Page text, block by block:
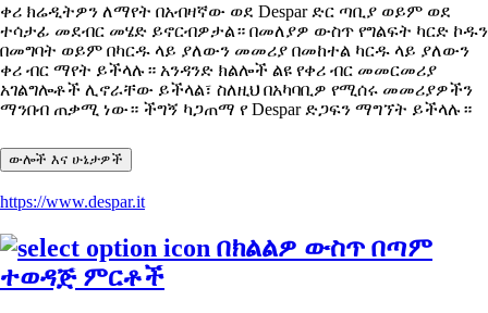
ቀሪ ክሬዲትዎን ለማየት በአብዛኛው ወደ Despar ድር ጣቢያ ወይም ወደ
ተሳታፊ መደብር መሄድ ይኖርብዎታል። በመለያዎ ውስጥ የግልፍት ካርድ ኮዱን
በመግባት ወይም በካርዱ ላይ ያለውን መመሪያ በመከተል ካርዱ ላይ ያለውን
ቀሪ ብር ማየት ይችላሉ። አንዳንድ ክልሎች ልዩ የቀሪ ብር መመርመሪያ
አገልግሎቶች ሊኖራቸው ይችላል፣ ስለዚህ በአካባቢዎ የሚሰሩ መመሪያዎችን
ማንበብ ጠቃሚ ነው። ችግኝ ካጋጠማ የ Despar ድጋፍን ማግኘት ይችላሉ።
ውሎች እና ሁኔታዎች
https://www.despar.it
በክልልዎ ውስጥ በጣም
ተወዳጅ ምርቶች